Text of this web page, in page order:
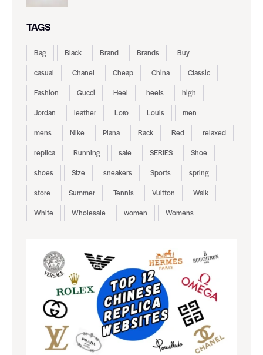
TAGS
Bag Black Brand Brands
Buy
casual
Chanel Cheap China
Classic
Fashion
Gucci Heel heels
high
Jordan
leather Loro Louis
men
mens
Nike Piana Rack Red
relaxed
replica
Running sale SERIES
Shoe
shoes
Size sneakers Sports
spring
store
Summer Tennis Vuitton
Walk
White
Wholesale women Womens